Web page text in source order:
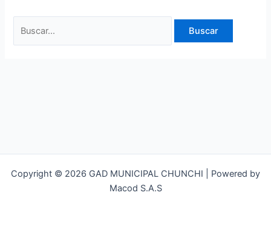
Copyright © 2026 GAD MUNICIPAL CHUNCHI | Powered by
Macod S.A.S